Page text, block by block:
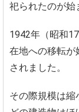
祀られたのが始
1942年（昭和
在地への移転が
されました。
その際規模は